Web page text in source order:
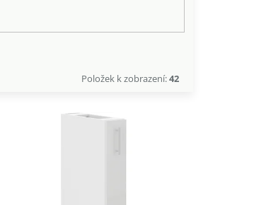
Položek k zobrazení:42